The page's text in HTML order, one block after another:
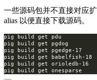
一些源码包并不直接对应扩
alias 以便直接下载源码。
pig build get
pig build get
pig build get
pig build get
pig build get
pig build get